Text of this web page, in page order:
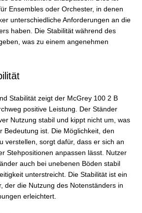
Ensembles oder Orchester, in denen
unterschiedliche Anforderungen an die
haben. Die Stabilität während des
was zu einem angenehmen
Stabilität zeigt der McGrey 100 2 B
positive Leistung. Der Ständer
Nutzung stabil und kippt nicht um, was
Bedeutung ist. Die Möglichkeit, den
verstellen, sorgt dafür, dass er sich an
Stehpositionen anpassen lässt. Nutzer
auch bei unebenen Böden stabil
unterstreicht. Die Stabilität ist ein
der die Nutzung des Notenständers in
erleichtert.